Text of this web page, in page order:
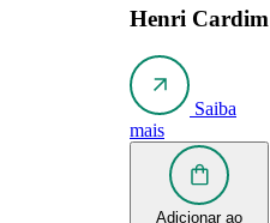
Henri Cardim
Saiba
mais
Adicionar ao